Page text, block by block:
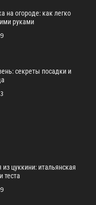
на огороде: как легко
руками
секреты посадки и
из цуккини: итальянская
теста